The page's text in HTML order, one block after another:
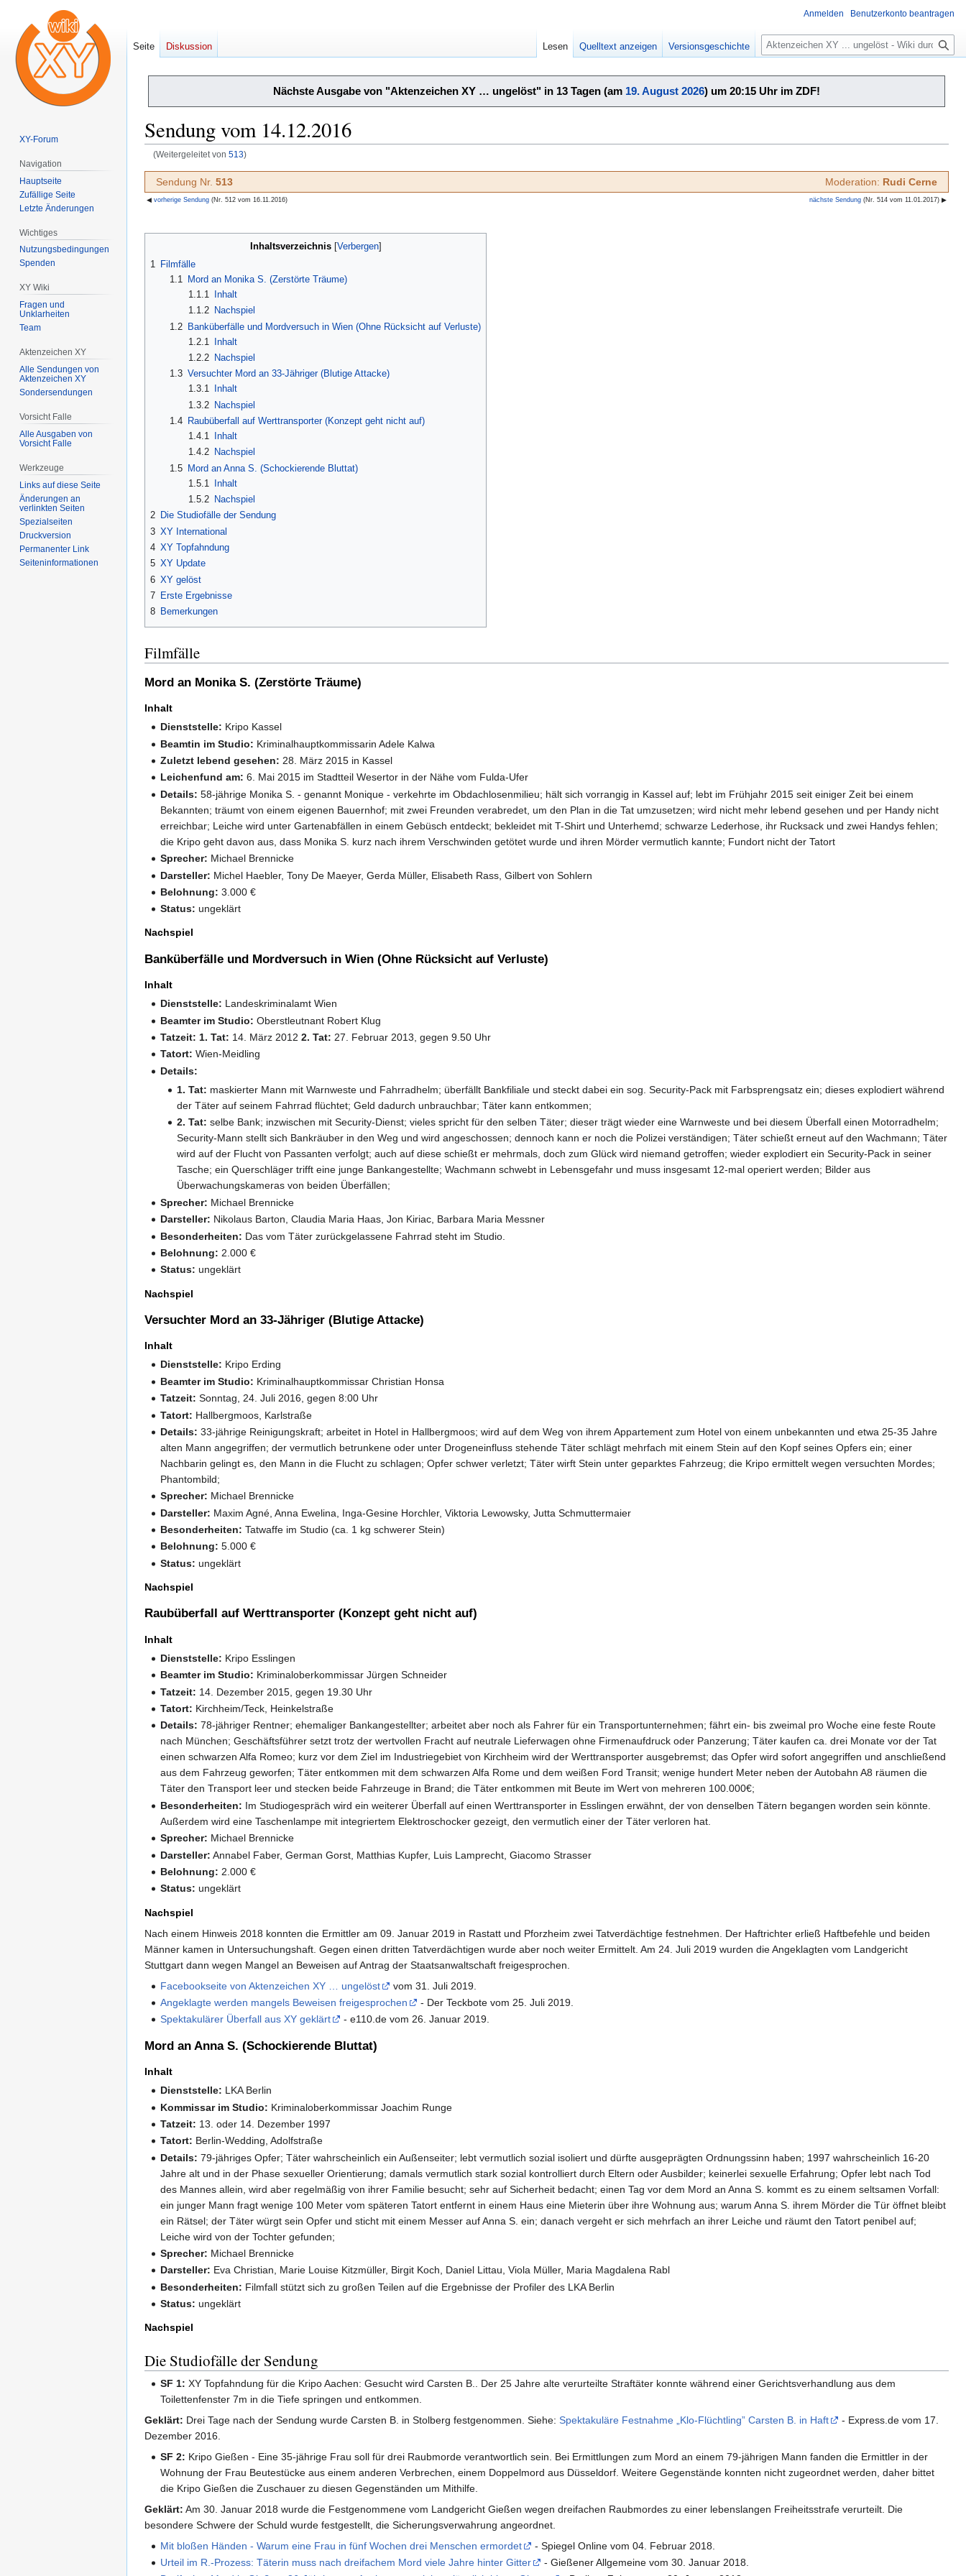
Nächste Ausgabe von "Aktenzeichen XY … ungelöst" in 13 Tagen (am 19. August 2026) um 20:15 Uhr im ZDF!
Sendung vom 14.12.2016
(Weitergeleitet von 513)
Zur
Navigation
Zur
Suche
Sendung Nr. 513 Moderation: Rudi Cerne
◀ vorherige Sendung (Nr. 512 vom 16.11.2016) nächste Sendung (Nr. 514 vom 11.01.2017) ▶
Inhaltsverzeichnis
1 Filmfälle
1.1
Mord an Monika S. (Zerstörte Träume)
1.1.1
Inhalt
1.1.2 Nachspiel
1.2
Banküberfälle und Mordversuch in Wien (Ohne Rücksicht auf Verluste)
1.2.1
Inhalt
1.2.2 Nachspiel
1.3 Versuchter Mord an 33-Jähriger (Blutige Attacke)
1.3.1
Inhalt
1.3.2 Nachspiel
1.4
Raubüberfall auf Werttransporter (Konzept geht nicht auf)
1.4.1
Inhalt
1.4.2 Nachspiel
1.5
Mord an Anna S. (Schockierende Bluttat)
1.5.1
Inhalt
1.5.2 Nachspiel
2 Die Studiofälle der Sendung
3 XY International
4 XY Topfahndung
5 XY Update
6 XY gelöst
7 Erste Ergebnisse
8 Bemerkungen
Filmfälle
Mord an Monika S. (Zerstörte Träume)
Inhalt
Dienststelle: Kripo Kassel
Beamtin im Studio: Kriminalhauptkommissarin Adele Kalwa
Zuletzt lebend gesehen: 28. März 2015 in Kassel
Leichenfund am: 6. Mai 2015 im Stadtteil Wesertor in der Nähe vom Fulda-Ufer
Details:58-jährige Monika S. - genannt Monique - verkehrte im Obdachlosenmilieu; hält sich vorrangig in Kassel auf; lebt im Frühjahr 2015 seit einiger Zeit bei einem
Bekannten; träumt von einem eigenen Bauernhof; mit zwei Freunden verabredet, um den Plan in die Tat umzusetzen; wird nicht mehr lebend gesehen und per Handy nicht
erreichbar; Leiche wird unter Gartenabfällen in einem Gebüsch entdeckt; bekleidet mit T-Shirt und Unterhemd; schwarze Lederhose, ihr Rucksack und zwei Handys fehlen;
die Kripo geht davon aus, dass Monika S. kurz nach ihrem Verschwinden getötet wurde und ihren Mörder vermutlich kannte; Fundort nicht der Tatort
Sprecher: Michael Brennicke
Darsteller: Michel Haebler, Tony De Maeyer, Gerda Müller, Elisabeth Rass, Gilbert von Sohlern
Belohnung:3.000 €
Status: ungeklärt
Nachspiel
Banküberfälle und Mordversuch in Wien (Ohne Rücksicht auf Verluste)
Inhalt
Dienststelle: Landeskriminalamt Wien
Beamter im Studio:Oberstleutnant Robert Klug
Tatzeit: 1. Tat: 14. März 20122. Tat: 27. Februar 2013, gegen 9.50 Uhr
Tatort:Wien-Meidling
Details:
1. Tat: maskierter Mann mit Warnweste und Fahrradhelm; überfällt Bankfiliale und steckt dabei ein sog. Security-Pack mit Farbsprengsatz ein; dieses explodiert während
der Täter auf seinem Fahrrad flüchtet; Geld dadurch unbrauchbar; Täter kann entkommen;
2. Tat: selbe Bank; inzwischen mit Security-Dienst; vieles spricht für den selben Täter; dieser trägt wieder eine Warnweste und bei diesem Überfall einen Motorradhelm;
Security-Mann stellt sich Bankräuber in den Weg und wird angeschossen; dennoch kann er noch die Polizei verständigen; Täter schießt erneut auf den Wachmann; Täter
wird auf der Flucht von Passanten verfolgt; auch auf diese schießt er mehrmals, doch zum Glück wird niemand getroffen; wieder explodiert ein Security-Pack in seiner
Tasche; ein Querschläger trifft eine junge Bankangestellte; Wachmann schwebt in Lebensgefahr und muss insgesamt 12-mal operiert werden; Bilder aus
Überwachungskameras von beiden Überfällen;
Sprecher: Michael Brennicke
Darsteller: Nikolaus Barton, Claudia Maria Haas, Jon Kiriac, Barbara Maria Messner
Besonderheiten: Das vom Täter zurückgelassene Fahrrad steht im Studio.
Belohnung: 2.000 €
Status: ungeklärt
Nachspiel
Versuchter Mord an 33-Jähriger (Blutige Attacke)
Inhalt
Dienststelle: Kripo Erding
Beamter im Studio: Kriminalhauptkommissar Christian Honsa
Tatzeit:Sonntag, 24. Juli 2016, gegen 8:00 Uhr
Tatort: Hallbergmoos, Karlstraße
Details:33-jährige Reinigungskraft; arbeitet in Hotel in Hallbergmoos; wird auf dem Weg von ihrem Appartement zum Hotel von einem unbekannten und etwa 25-35 Jahre
alten Mann angegriffen; der vermutlich betrunkene oder unter Drogeneinfluss stehende Täter schlägt mehrfach mit einem Stein auf den Kopf seines Opfers ein; einer
Nachbarin gelingt es, den Mann in die Flucht zu schlagen; Opfer schwer verletzt; Täter wirft Stein unter geparktes Fahrzeug; die Kripo ermittelt wegen versuchten Mordes;
Phantombild;
Sprecher: Michael Brennicke
Darsteller: Maxim Agné, Anna Ewelina, Inga-Gesine Horchler, Viktoria Lewowsky, Jutta Schmuttermaier
Besonderheiten:Tatwaffe im Studio (ca. 1 kg schwerer Stein)
Belohnung:5.000 €
Status: ungeklärt
Nachspiel
Raubüberfall auf Werttransporter (Konzept geht nicht auf)
Inhalt
Dienststelle: Kripo Esslingen
Beamter im Studio: Kriminaloberkommissar Jürgen Schneider
Tatzeit: 14. Dezember 2015, gegen 19.30 Uhr
Tatort: Kirchheim/Teck, Heinkelstraße
Details:78-jähriger Rentner; ehemaliger Bankangestellter; arbeitet aber noch als Fahrer für ein Transportunternehmen; fährt ein- bis zweimal pro Woche eine feste Route
nach München; Geschäftsführer setzt trotz der wertvollen Fracht auf neutrale Lieferwagen ohne Firmenaufdruck oder Panzerung; Täter kaufen ca. drei Monate vor der Tat
einen schwarzen Alfa Romeo; kurz vor dem Ziel im Industriegebiet von Kirchheim wird der Werttransporter ausgebremst; das Opfer wird sofort angegriffen und anschließend
aus dem Fahrzeug geworfen; Täter entkommen mit dem schwarzen Alfa Rome und dem weißen Ford Transit; wenige hundert Meter neben der Autobahn A8 räumen die
Täter den Transport leer und stecken beide Fahrzeuge in Brand; die Täter entkommen mit Beute im Wert von mehreren 100.000€;
Besonderheiten: Im Studiogespräch wird ein weiterer Überfall auf einen Werttransporter in Esslingen erwähnt, der von denselben Tätern begangen worden sein könnte.
Außerdem wird eine Taschenlampe mit integriertem Elektroschocker gezeigt, den vermutlich einer der Täter verloren hat.
Sprecher: Michael Brennicke
Darsteller: Annabel Faber, German Gorst, Matthias Kupfer, Luis Lamprecht, Giacomo Strasser
Belohnung: 2.000 €
Status: ungeklärt
Nachspiel
Nach einem Hinweis 2018 konnten die Ermittler am 09. Januar 2019 in Rastatt und Pforzheim zwei Tatverdächtige festnehmen. Der Haftrichter erließ Haftbefehle und beiden
Männer kamen in Untersuchungshaft. Gegen einen dritten Tatverdächtigen wurde aber noch weiter Ermittelt. Am 24. Juli 2019 wurden die Angeklagten vom Landgericht
Stuttgart dann wegen Mangel an Beweisen auf Antrag der Staatsanwaltschaft freigesprochen.
Facebookseite von Aktenzeichen XY … ungelöst
vom 31. Juli 2019.
Angeklagte werden mangels Beweisen freigesprochen
- Der Teckbote vom 25. Juli 2019.
Spektakulärer Überfall aus XY geklärt
- e110.de vom 26. Januar 2019.
Mord an Anna S. (Schockierende Bluttat)
Inhalt
Dienststelle: LKA Berlin
Kommissar im Studio: Kriminaloberkommissar Joachim Runge
Tatzeit: 13. oder 14. Dezember 1997
Tatort: Berlin-Wedding, Adolfstraße
Details:79-jähriges Opfer; Täter wahrscheinlich ein Außenseiter; lebt vermutlich sozial isoliert und dürfte ausgeprägten Ordnungssinn haben; 1997 wahrscheinlich 16-20
Jahre alt und in der Phase sexueller Orientierung; damals vermutlich stark sozial kontrolliert durch Eltern oder Ausbilder; keinerlei sexuelle Erfahrung; Opfer lebt nach Tod
des Mannes allein, wird aber regelmäßig von ihrer Familie besucht; sehr auf Sicherheit bedacht; einen Tag vor dem Mord an Anna S. kommt es zu einem seltsamen Vorfall:
ein junger Mann fragt wenige 100 Meter vom späteren Tatort entfernt in einem Haus eine Mieterin über ihre Wohnung aus; warum Anna S. ihrem Mörder die Tür öffnet bleibt
ein Rätsel; der Täter würgt sein Opfer und sticht mit einem Messer auf Anna S. ein; danach vergeht er sich mehrfach an ihrer Leiche und räumt den Tatort penibel auf;
Leiche wird von der Tochter gefunden;
Sprecher: Michael Brennicke
Darsteller: Eva Christian, Marie Louise Kitzmüller, Birgit Koch, Daniel Littau, Viola Müller, Maria Magdalena Rabl
Besonderheiten: Filmfall stützt sich zu großen Teilen auf die Ergebnisse der Profiler des LKA Berlin
Status: ungeklärt
Nachspiel
Die Studiofälle der Sendung
SF 1: XY Topfahndung für die Kripo Aachen: Gesucht wird Carsten B.. Der 25 Jahre alte verurteilte Straftäter konnte während einer Gerichtsverhandlung aus dem
Toilettenfenster 7m in die Tiefe springen und entkommen.
Geklärt: Drei Tage nach der Sendung wurde Carsten B. in Stolberg festgenommen. Siehe: Spektakuläre Festnahme „Klo-Flüchtling” Carsten B. in Haft
- Express.de vom 17.
Dezember 2016.
SF 2: Kripo Gießen - Eine 35-jährige Frau soll für drei Raubmorde verantwortlich sein. Bei Ermittlungen zum Mord an einem 79-jährigen Mann fanden die Ermittler in der
Wohnung der Frau Beutestücke aus einem anderen Verbrechen, einem Doppelmord aus Düsseldorf. Weitere Gegenstände konnten nicht zugeordnet werden, daher bittet
die Kripo Gießen die Zuschauer zu diesen Gegenständen um Mithilfe.
Geklärt: Am 30. Januar 2018 wurde die Festgenommene vom Landgericht Gießen wegen dreifachen Raubmordes zu einer lebenslangen Freiheitsstrafe verurteilt. Die
besondere Schwere der Schuld wurde festgestellt, die Sicherungsverwahrung angeordnet.
Mit bloßen Händen - Warum eine Frau in fünf Wochen drei Menschen ermordet
- Spiegel Online vom 04. Februar 2018.
Urteil im R.-Prozess: Täterin muss nach dreifachem Mord viele Jahre hinter Gitter
- Gießener Allgemeine vom 30. Januar 2018.
Anmelden Benutzerkonto beantragen
Seite Diskussion Lesen Quelltext anzeigen Versionsgeschichte
Suche
XY-Forum
Navigation
Hauptseite
Zufällige Seite
Letzte Änderungen
Wichtiges
Nutzungsbedingungen
Spenden
XY Wiki
Fragen und
Unklarheiten
Team
Aktenzeichen XY
Alle Sendungen von
Aktenzeichen XY
Sondersendungen
Vorsicht Falle
Alle Ausgaben von
Vorsicht Falle
Werkzeuge
Links auf diese Seite
Änderungen an
verlinkten Seiten
Spezialseiten
Druckversion
Permanenter Link
Seiten­­informationen